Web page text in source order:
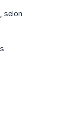
selon